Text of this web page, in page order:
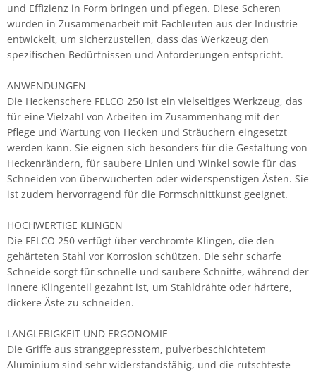
und Effizienz in Form bringen und pflegen. Diese Scheren
wurden in Zusammenarbeit mit Fachleuten aus der Industrie
entwickelt, um sicherzustellen, dass das Werkzeug den
spezifischen Bedürfnissen und Anforderungen entspricht.
ANWENDUNGEN
Die Heckenschere FELCO 250 ist ein vielseitiges Werkzeug, das
für eine Vielzahl von Arbeiten im Zusammenhang mit der
Pflege und Wartung von Hecken und Sträuchern eingesetzt
werden kann. Sie eignen sich besonders für die Gestaltung von
Heckenrändern, für saubere Linien und Winkel sowie für das
Schneiden von überwucherten oder widerspenstigen Ästen. Sie
ist zudem hervorragend für die Formschnittkunst geeignet.
HOCHWERTIGE KLINGEN
Die FELCO 250 verfügt über verchromte Klingen, die den
gehärteten Stahl vor Korrosion schützen. Die sehr scharfe
Schneide sorgt für schnelle und saubere Schnitte, während der
innere Klingenteil gezahnt ist, um Stahldrähte oder härtere,
dickere Äste zu schneiden.
LANGLEBIGKEIT UND ERGONOMIE
Die Griffe aus stranggepresstem, pulverbeschichtetem
Aluminium sind sehr widerstandsfähig, und die rutschfeste